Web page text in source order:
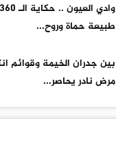
طبيعة حماة وروح...
بين جدران الخيمة وقوائم
مرض نادر يحاصر...